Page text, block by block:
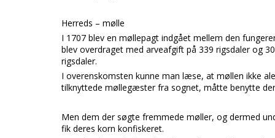
Herreds – mølle
I 1707 blev en møllepagt indgået mellem den
blev overdraget med arveafgift på 339 rigsdaler og
rigsdaler.
I overenskomsten kunne man læse, at møllen ikke
tilknyttede møllegæster fra sognet, måtte benytte
Men dem der søgte fremmede møller, og dermed
fik deres korn konfiskeret.